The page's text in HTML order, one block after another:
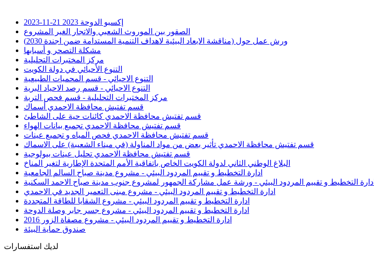
إكسبو الدوحة 2023
21-11-2023
الصقور بين الموروث الشعبي والاتجار الغير المشروع
ورش عمل حول (مناقشة الابعاد البيئية لاهداف التنمية المستدامة ضمن اجندة 2030)
مشكلة التصحر و أسبابها
مركز المختبرات التحليلية
التنوع الأحيائي في دولة الكويت
التنوع الاحيائي - قسم المحميات الطبيعية
التنوع الاحيائي - قسم رصد الاحياد البرية
مركز المختبرات التحليلية - قسم فحص التربة
قسم تفتيش محافظة الاحمدي أسماك
قسم تفتيش محافظة الاحمدي كائنات حية على الشاطئ
قسم تفتيش محافظة الاحمدي تجميع بيانات الهواء
قسم تفتيش محافظة الاحمدي فحص المياه و تجميع عينات
قسم تفتيش محافظة الاحمدي تأثير بعض من مواد المناولة (في ميناء الشعيبة) على الاسماك
قسم تفتيش محافظة الاحمدي تحليل عينات بيولوجية
البلاغ الوطني الثاني لدولة الكويت الخاص باتفاقية الأمم المتحدة الإطارية لتغير المناخ
ادارة التخطيط و تقييم المردود البيئي - مشروع مدينة صباح السالم الجامعية
ادارة التخطيط و تقييم المردود البيئي - ورشة عمل مشاركة الجمهور لمشروع جنوب مدينة صباح الاحمد السكنية
ادارة التخطيط و تقييم المردود البيئي - مشروع مبنى التعمير الجديد في الاحمدي
ادارة التخطيط و تقييم المردود البيئي - مشروع الشقايا للطاقة المتجددة
ادارة التخطيط و تقييم المردود البيئي - مشروع جسر جابر وصلة الدوحة
ادارة التخطيط و تقييم المردود البيئي - مشروع مصفاة الزور 2016
صندوق حماية البيئة
لديك استفسارات